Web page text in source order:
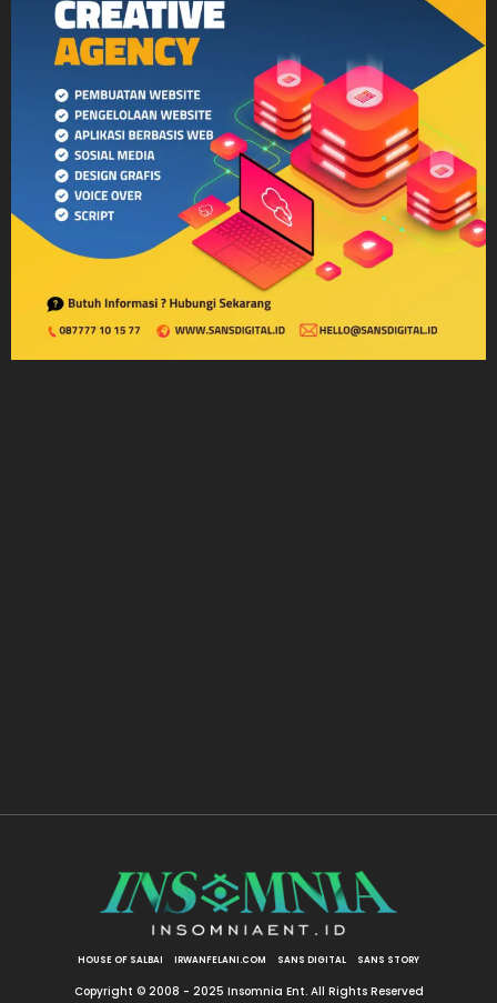
HOUSE OF SALBAI IRWANFELANI.COM SANS DIGITAL SANS STORY
Copyright © 2008 - 2025 Insomnia Ent. All Rights Reserved